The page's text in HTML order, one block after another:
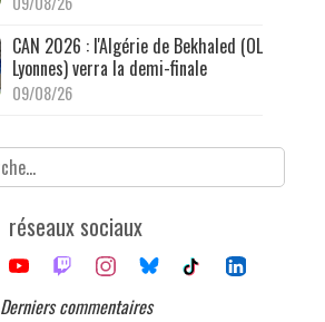
CAN 2026 : l'Algérie de Bekhaled (OL
Lyonnes) verra la demi-finale
09/08/26
réseaux sociaux
Derniers commentaires